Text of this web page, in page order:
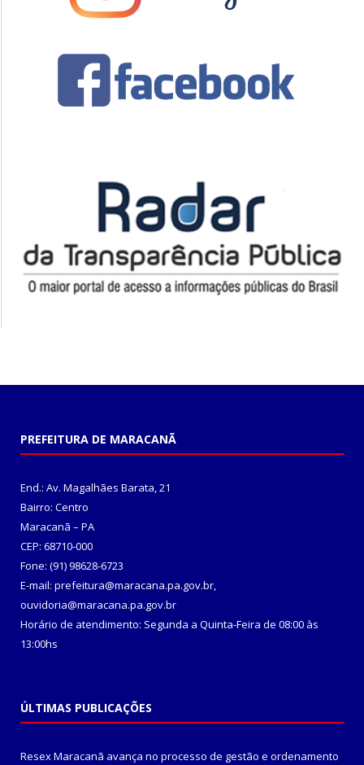
PREFEITURA DE MARACANÃ
End.: Av. Magalhães Barata, 21
Bairro: Centro
Maracanã – PA
CEP: 68710-000
Fone: (91) 98628-6723
E-mail: prefeitura@maracana.pa.gov.br,
ouvidoria@maracana.pa.gov.br
Horário de atendimento: Segunda a Quinta-Feira de 08:00 às
13:00hs
ÚLTIMAS PUBLICAÇÕES
Resex Maracanã avança no processo de gestão e ordenamento